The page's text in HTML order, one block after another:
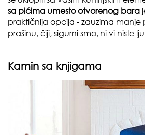
sa pićima umesto otvorenog bara
praktičnija opcija - zauzima manje
prašinu, čiji, sigurni smo, ni vi niste
Kamin sa knjigama